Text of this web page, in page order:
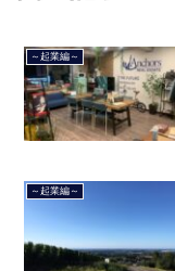
～起業編～
～起業編～